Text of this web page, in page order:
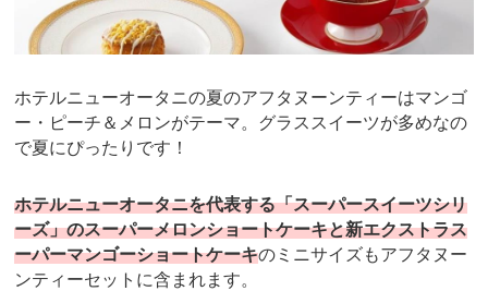
ホテルニューオータニの夏のアフタヌーンティーはマンゴ
ー・ピーチ＆メロンがテーマ。グラススイーツが多めなの
で夏にぴったりです！
ホテルニューオータニを代表する「スーパースイーツシリ
ーズ」のスーパーメロンショートケーキと新エクストラス
ーパーマンゴーショートケーキのミニサイズもアフタヌー
ンティーセットに含まれます。